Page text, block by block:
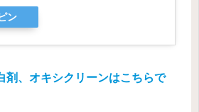
ン
剤、オキシクリーンはこちらで